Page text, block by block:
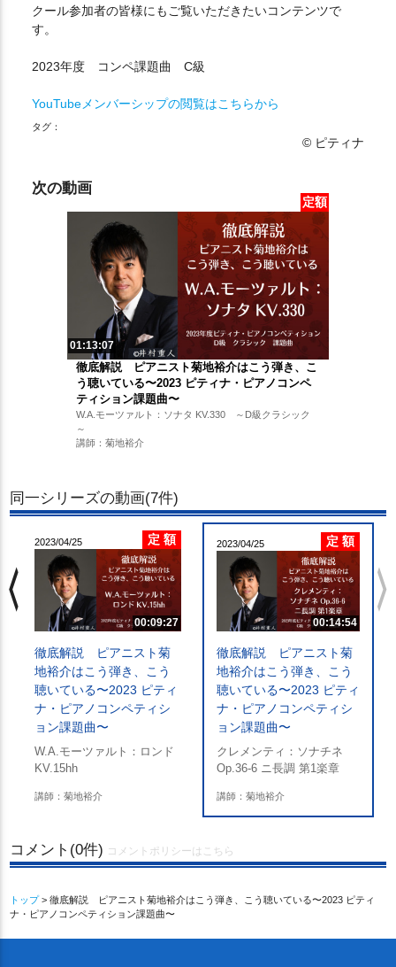
クール参加者の皆様にもご覧いただきたいコンテンツで
す。
2023年度 コンペ課題曲 C級
YouTubeメンバーシップの閲覧はこちらから
タグ：
© ピティナ
次の動画
定額
01:13:07
徹底解説 ピアニスト菊地裕介はこう弾き、こ
う聴いている〜2023 ピティナ・ピアノコンペ
ティション課題曲〜
W.A.モーツァルト：ソナタ KV.330 ～D級クラシック
～
講師：菊地裕介
同一シリーズの動画(7件)
2023/04/25 定 額
00:09:27
徹底解説 ピアニスト菊
地裕介はこう弾き、こう
聴いている〜2023 ピティ
ナ・ピアノコンペティシ
ョン課題曲〜
W.A.モーツァルト：ロンド
KV.15hh
講師：菊地裕介
2023/04/25 定 額
00:14:54
徹底解説 ピアニスト菊
地裕介はこう弾き、こう
聴いている〜2023 ピティ
ナ・ピアノコンペティシ
ョン課題曲〜
クレメンティ：ソナチネ
Op.36-6 ニ長調 第1楽章
講師：菊地裕介
chevron_left chevron_right
コメント(0件) コメントポリシーはこちら
トップ> 徹底解説 ピアニスト菊地裕介はこう弾き、こう聴いている〜2023 ピティ
ナ・ピアノコンペティション課題曲〜